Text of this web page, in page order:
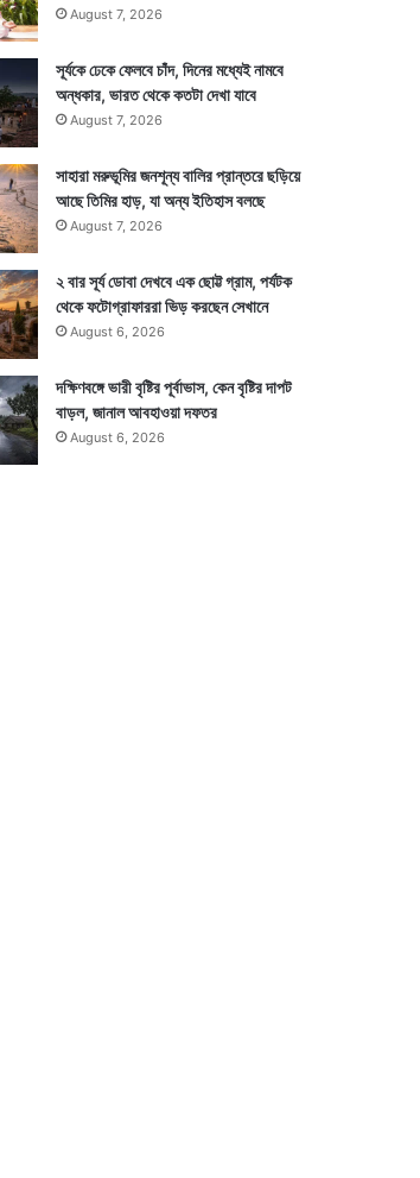
August 7, 2026
সূর্যকে ঢেকে ফেলবে চাঁদ, দিনের মধ্যেই নামবে
অন্ধকার, ভারত থেকে কতটা দেখা যাবে
August 7, 2026
সাহারা মরুভূমির জনশূন্য বালির প্রান্তরে ছড়িয়ে
আছে তিমির হাড়, যা অন্য ইতিহাস বলছে
August 7, 2026
২ বার সূর্য ডোবা দেখবে এক ছোট্ট গ্রাম, পর্যটক
থেকে ফটোগ্রাফাররা ভিড় করছেন সেখানে
August 6, 2026
দক্ষিণবঙ্গে ভারী বৃষ্টির পূর্বাভাস, কেন বৃষ্টির দাপট
বাড়ল, জানাল আবহাওয়া দফতর
August 6, 2026